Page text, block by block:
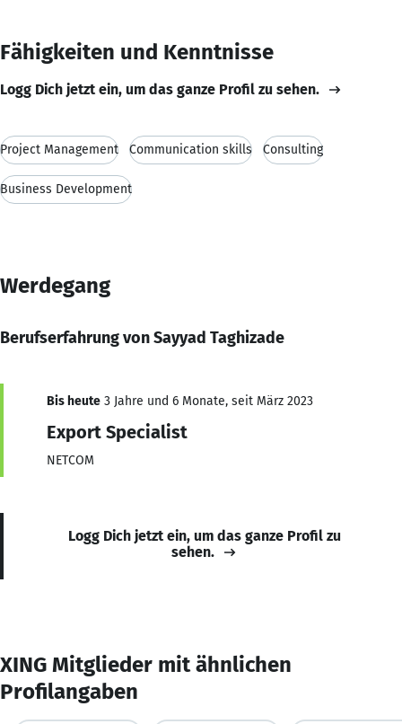
Fähigkeiten und Kenntnisse
Logg Dich jetzt ein, um das ganze Profil zu sehen.
Project Management Communication skills Consulting
Business Development
Werdegang
Berufserfahrung von Sayyad Taghizade
Bis heute 3 Jahre und 6 Monate, seit März 2023
Export Specialist
NETCOM
Logg Dich jetzt ein, um das ganze Profil zu
sehen.
XING Mitglieder mit ähnlichen
Profilangaben